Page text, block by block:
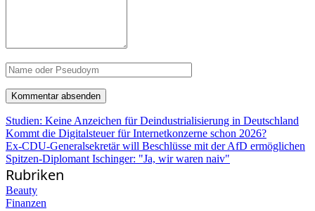
Studien: Keine Anzeichen für Deindustrialisierung in Deutschland
Kommt die Digitalsteuer für Internetkonzerne schon 2026?
Ex-CDU-Generalsekretär will Beschlüsse mit der AfD ermöglichen
Spitzen-Diplomant Ischinger: "Ja, wir waren naiv"
Rubriken
Beauty
Finanzen